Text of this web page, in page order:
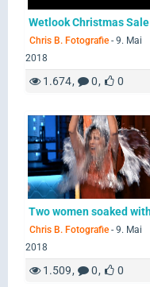
Wetlook Christmas Sale
Chris B. Fotografie - 9. Mai
2018
1.674 0 0
Chris B. Fotografie - 9. Mai
2018
1.509 0 0